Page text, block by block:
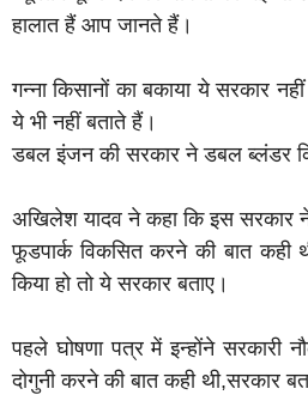
हालात हैं आप जानते हैं।
गन्ना किसानों का बकाया ये सरकार
ये भी नहीं बताते हैं।
डबल इंजन की सरकार ने डबल ब्लंडर
अखिलेश यादव ने कहा कि इस सरकार
फूडपार्क विकसित करने की बात
किया हो तो ये सरकार बताए।
पहले घोषणा पत्र में इन्होंने सरकारी
दोगुनी करने की बात कही थी,सरकार